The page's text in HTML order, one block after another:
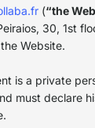
(“the
30, 1st
Website.
is a private
must declare